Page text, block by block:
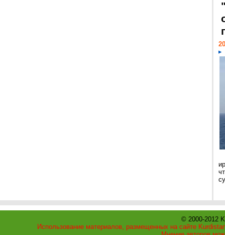
© 2000-2012
Использование материалов, размещенных на сайте